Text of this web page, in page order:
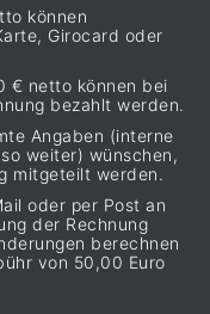
können
Girocard oder
€ netto können bei
bezahlt werden.
Angaben (interne
weiter) wünschen,
mitgeteilt werden.
oder per Post an
der Rechnung
berechnen
von 50,00 Euro